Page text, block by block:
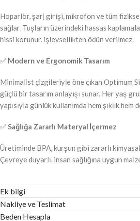
Hoparlör, şarj girişi, mikrofon ve tüm
sağlar. Tuşların üzerindeki hassas
hissi korunur, işlevsellikten ödün verilmez.
✅ Modern ve Ergonomik Tasarım
Minimalist çizgileriyle öne çıkan Optimum
güçlü bir tasarım anlayışı sunar. Her yaş
yapısıyla günlük kullanımda hem şıklık hem
✅Sağlığa Zararlı Materyal İçermez
Üretiminde BPA, kurşun gibi zararlı
Çevreye duyarlı, insan sağlığına uygun
Ek bilgi
Nakliye ve Teslimat
Beden Hesapla